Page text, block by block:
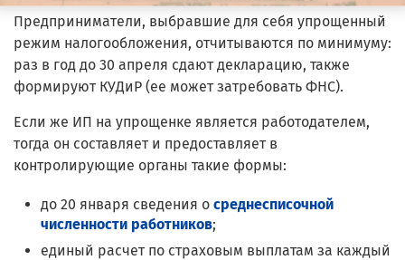
Предприниматели, выбравшие для себя упрощенный
режим налогообложения, отчитываются по минимуму:
раз в год до 30 апреля сдают декларацию, также
формируют КУДиР (ее может затребовать ФНС).
Если же ИП на упрощенке является работодателем,
тогда он составляет и предоставляет в
контролирующие органы такие формы:
до 20 января сведения о среднесписочной
численности работников;
единый расчет по страховым выплатам за каждый